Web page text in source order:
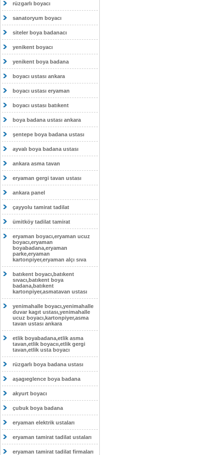
rüzgarlı boyacı
sanatoryum boyacı
siteler boya badanacı
yenikent boyacı
yenikent boya badana
boyacı ustası ankara
boyacı ustası eryaman
boyacı ustası batıkent
boya badana ustası ankara
şentepe boya badana ustası
ayvalı boya badana ustası
ankara asma tavan
eryaman gergi tavan ustası
ankara panel
çayyolu tamirat tadilat
ümitköy tadilat tamirat
eryaman boyacı,eryaman ucuz
boyacı,eryaman
boyabadana,eryaman
parke,eryaman
kartonpiyer,eryaman alçı sıva
batıkent boyacı,batıkent
sıvacı,batıkent boya
badana,batıkent
kartonpiyer,asmatavan ustası
yenimahalle boyacı,yenimahalle
duvar kagıt ustası,yenimahalle
ucuz boyacı,kartonpiyer,asma
tavan ustası ankara
etlik boyabadana,etlik asma
tavan,etlik boyacıı,etlik gergi
tavan,etlik usta boyacı
rüzgarlı boya badana ustası
aşagıeglence boya badana
akyurt boyacı
çubuk boya badana
eryaman elektrik ustaları
eryaman tamirat tadilat ustaları
eryaman tamirat tadilat firmaları